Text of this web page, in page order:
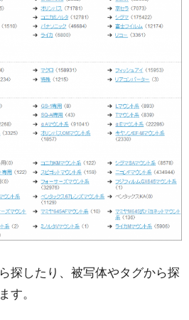
探したり、被写体やタグから探
す。